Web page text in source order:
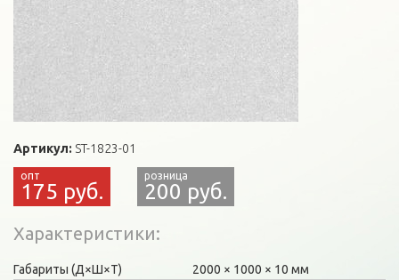
Артикул: ST-1823-01
175 руб. 200 руб.
Характеристики
Габариты (Д×Ш×Т) 2000 1000
10 мм